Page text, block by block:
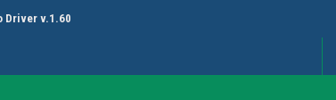
Driver v.1.60